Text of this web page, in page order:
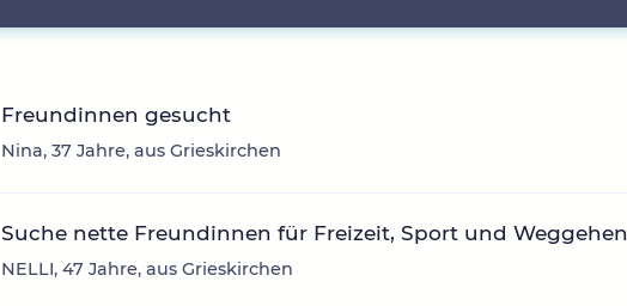
Freundinnen gesucht
Nina, 37 Jahre, aus Grieskirchen
Suche nette Freundinnen für Freizeit, Sport und Weggehen
NELLI, 47 Jahre, aus Grieskirchen